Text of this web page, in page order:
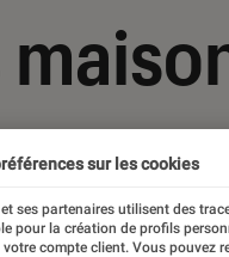
Cuisine
sur les cookies
et ses partenaires utilisent des
pour la création de profils
votre compte client. Vous pouvez